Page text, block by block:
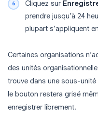
Cliquez sur
prendre jusqu’à 24
plupart s’appliquent
Certaines organisations
des unités
trouve dans une sous-unité
le bouton restera grisé
enregistrer librement.